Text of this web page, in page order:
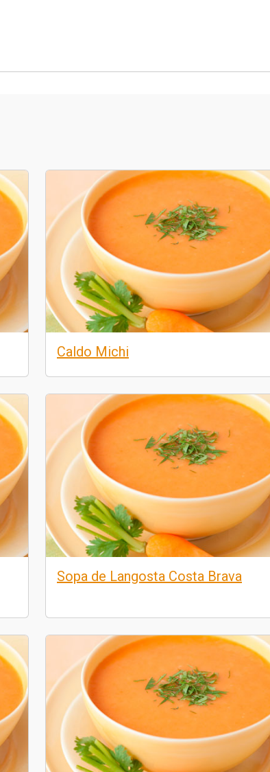
Caldo Michi
Sopa de Langosta Costa Brava